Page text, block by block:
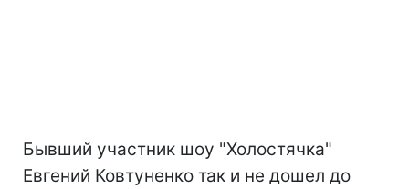
Бывший участник шоу "Холостячка"
Евгений Ковтуненко так и не дошел до